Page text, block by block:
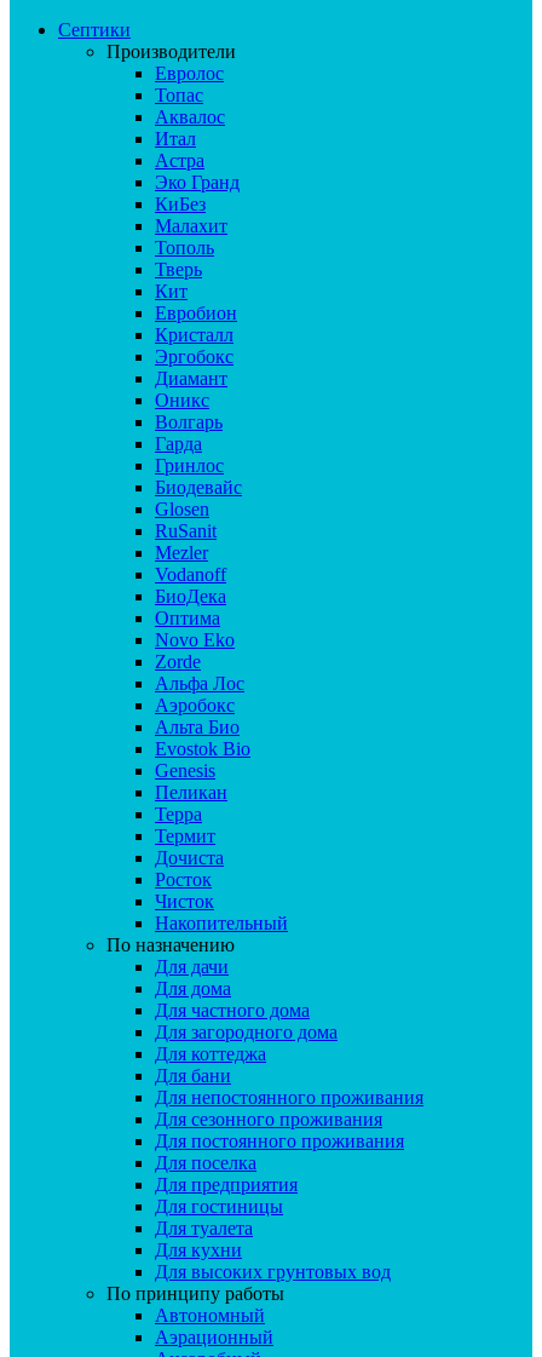
Септики
Производители
Евролос
Топас
Аквалос
Итал
Астра
Эко Гранд
КиБез
Малахит
Тополь
Тверь
Кит
Евробион
Кристалл
Эргобокс
Диамант
Оникс
Волгарь
Гарда
Гринлос
Биодевайс
Glosen
RuSanit
Mezler
Vodanoff
БиоДека
Оптима
Novo Eko
Zorde
Альфа Лос
Аэробокс
Альта Био
Evostok Bio
Genesis
Пеликан
Терра
Термит
Дочиста
Росток
Чисток
Накопительный
По назначению
Для дачи
Для дома
Для частного дома
Для загородного дома
Для коттеджа
Для бани
Для непостоянного проживания
Для сезонного проживания
Для постоянного проживания
Для поселка
Для предприятия
Для гостиницы
Для туалета
Для кухни
Для высоких грунтовых вод
По принципу работы
Автономный
Аэрационный